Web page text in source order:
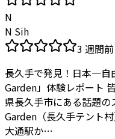
N
N Sih
3 週間前
長久手で発見！日本一
Garden」体験レポート
県長久手市にある話題
Garden（長久手テント
大通駅か…